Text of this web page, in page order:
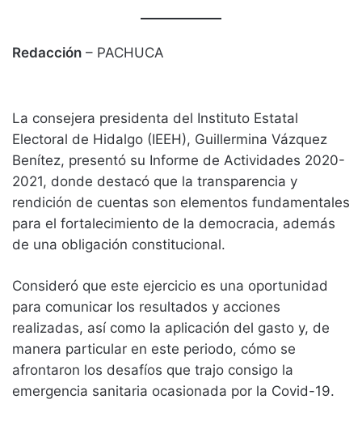
Redacción – PACHUCA
La consejera presidenta del Instituto Estatal
Electoral de Hidalgo (IEEH), Guillermina Vázquez
Benítez, presentó su Informe de Actividades 2020-
2021, donde destacó que la transparencia y
rendición de cuentas son elementos fundamentales
para el fortalecimiento de la democracia, además
de una obligación constitucional.
Consideró que este ejercicio es una oportunidad
para comunicar los resultados y acciones
realizadas, así como la aplicación del gasto y, de
manera particular en este periodo, cómo se
afrontaron los desafíos que trajo consigo la
emergencia sanitaria ocasionada por la Covid-19.